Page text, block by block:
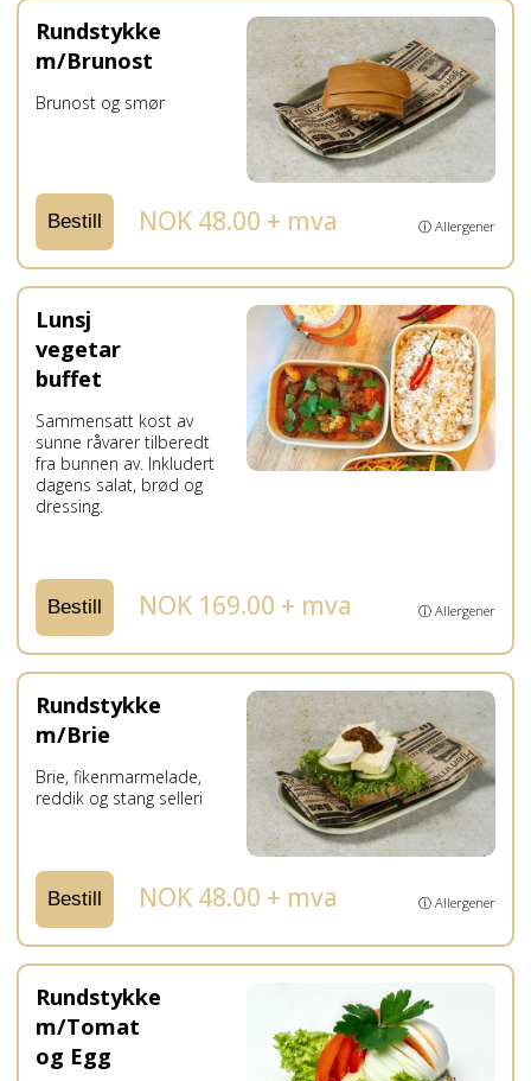
Rundstykke
m/Brunost
Brunost og smør
Bestill NOK 48.00 + mva ⓘ Allergener
Lunsj
vegetar
buffet
Sammensatt kost av
sunne råvarer tilberedt
fra bunnen av. Inkludert
dagens salat, brød og
dressing.
Bestill NOK 169.00 + mva ⓘ Allergener
Rundstykke
m/Brie
Brie, fikenmarmelade,
reddik og stang selleri
Bestill NOK 48.00 + mva ⓘ Allergener
Rundstykke
m/Tomat
og Egg